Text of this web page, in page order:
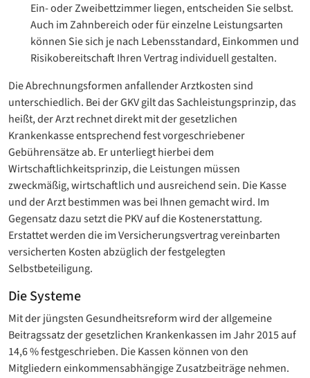
Ein- oder Zweibettzimmer liegen, entscheiden Sie selbst.
Auch im Zahnbereich oder für einzelne Leistungsarten
können Sie sich je nach Lebensstandard, Einkommen und
Risikobereitschaft Ihren Vertrag individuell gestalten.
Die Abrechnungsformen anfallender Arztkosten sind
unterschiedlich. Bei der GKV gilt das Sachleistungsprinzip, das
heißt, der Arzt rechnet direkt mit der gesetzlichen
Krankenkasse entsprechend fest vorgeschriebener
Gebührensätze ab. Er unterliegt hierbei dem
Wirtschaftlichkeitsprinzip, die Leistungen müssen
zweckmäßig, wirtschaftlich und ausreichend sein. Die Kasse
und der Arzt bestimmen was bei Ihnen gemacht wird. Im
Gegensatz dazu setzt die PKV auf die Kostenerstattung.
Erstattet werden die im Versicherungsvertrag vereinbarten
versicherten Kosten abzüglich der festgelegten
Selbstbeteiligung.
Die Systeme
Mit der jüngsten Gesundheitsreform wird der allgemeine
Beitragssatz der gesetzlichen Krankenkassen im Jahr 2015 auf
14,6 % festgeschrieben. Die Kassen können von den
Mitgliedern einkommensabhängige Zusatzbeiträge nehmen.